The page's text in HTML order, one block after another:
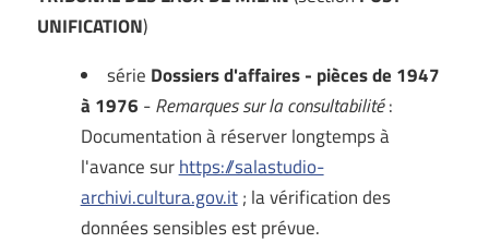
UNIFICATION)
série Dossiers d'affaires - pièces de 1947
à 1976 -Remarques sur la consultabilité:
Documentation à réserver longtemps à
l'avance surhttps://salastudio-
archivi.cultura.gov.it; la vérification des
données sensibles est prévue.